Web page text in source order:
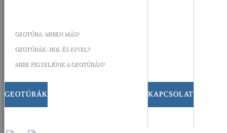
GEOTÚRÁK
GEOTÚRA: MIBEN MÁS?
GEOTÚRÁK: HOL ÉS KIVEL?
MIRE FIGYELJÜNK A GEOTÚRÁN?
KAPCSOLAT